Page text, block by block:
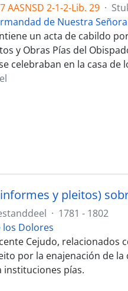
AASNSD 2-1-2-Lib. 29 ·
de Nuestra
un acta de cabildo
y Obras Pías del
celebraban en la casa
· 1781 - 1802
Dolores
Cejudo, relacionados
por la enajenación de
instituciones pías.